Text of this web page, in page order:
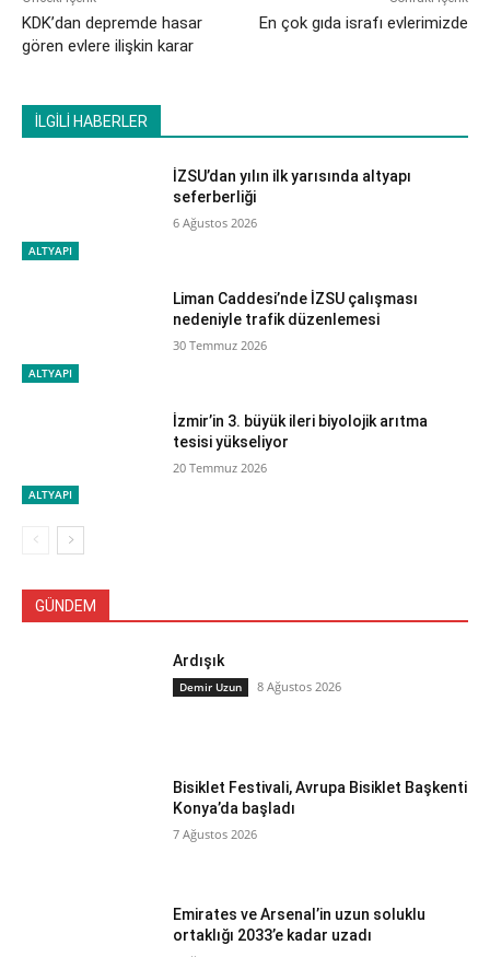
KDK’dan depremde hasar
gören evlere ilişkin karar
En çok gıda israfı evlerimizde
İLGİLİ HABERLER
ALTYAPI
İZSU’dan yılın ilk yarısında altyapı
seferberliği
6 Ağustos 2026
ALTYAPI
Liman Caddesi’nde İZSU çalışması
nedeniyle trafik düzenlemesi
30 Temmuz 2026
ALTYAPI
İzmir’in 3. büyük ileri biyolojik arıtma
tesisi yükseliyor
20 Temmuz 2026
GÜNDEM
Ardışık
Demir Uzun 8 Ağustos 2026
Bisiklet Festivali, Avrupa Bisiklet Başkenti
Konya’da başladı
7 Ağustos 2026
Emirates ve Arsenal’in uzun soluklu
ortaklığı 2033’e kadar uzadı